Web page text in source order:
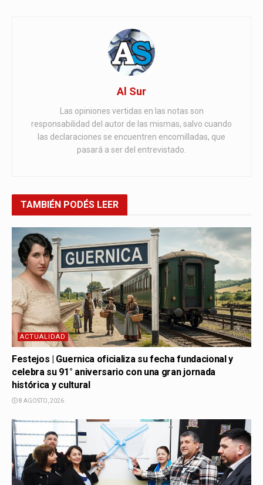
Al Sur
Las opiniones vertidas en las notas son
responsabilidad del autor de las mismas, salvo cuando
las declaraciones se encuentren encomilladas, que
pasará a ser del entrevistado.
TAMBIÉN PODÉS LEER
ACTUALIDAD
Festejos | Guernica oficializa su fecha fundacional y
celebra su 91° aniversario con una gran jornada
histórica y cultural
8 AGOSTO, 2026